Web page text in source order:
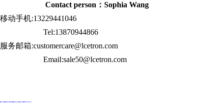
Contact person：Sophia Wang
移动手机:13229441046
Tel:13870944866
服务邮箱:customercare@lcetron.com
Email:sale50@lcetron.com